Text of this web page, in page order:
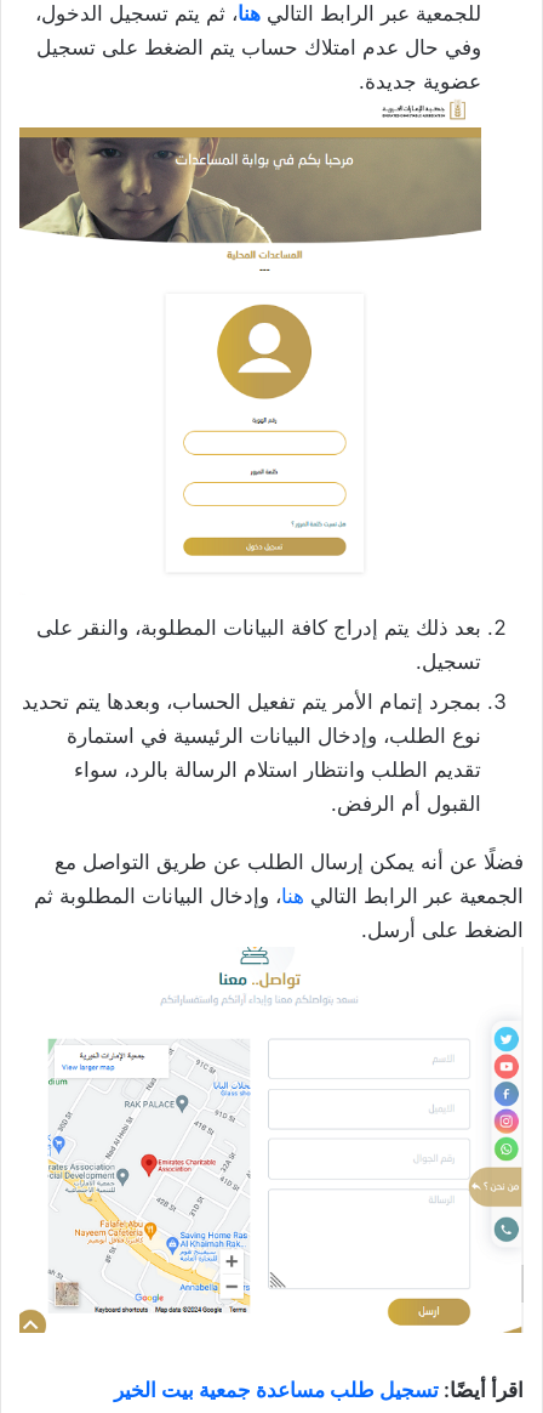
للجمعية عبر الرابط التالي هنا، ثم يتم تسجيل الدخول،
وفي حال عدم امتلاك حساب يتم الضغط على تسجيل
عضوية جديدة.
بعد ذلك يتم إدراج كافة البيانات المطلوبة، والنقر على
تسجيل.
بمجرد إتمام الأمر يتم تفعيل الحساب، وبعدها يتم تحديد
نوع الطلب، وإدخال البيانات الرئيسية في استمارة
تقديم الطلب وانتظار استلام الرسالة بالرد، سواء
القبول أم الرفض.
فضلًا عن أنه يمكن إرسال الطلب عن طريق التواصل مع
الجمعية عبر الرابط التالي هنا، وإدخال البيانات المطلوبة ثم
الضغط على أرسل.
اقرأ أيضًا: تسجيل طلب مساعدة جمعية بيت الخير